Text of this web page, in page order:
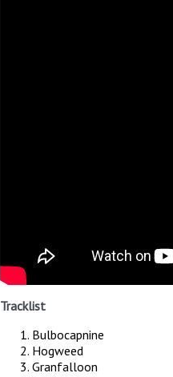
Tracklist
Bulbocapnine
Hogweed
Granfalloon